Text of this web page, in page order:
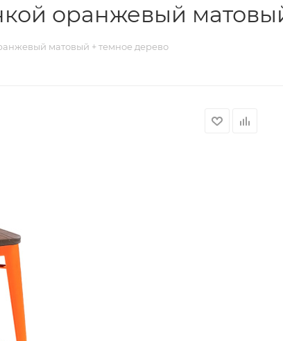
оранжевый
матовый + темное дерево